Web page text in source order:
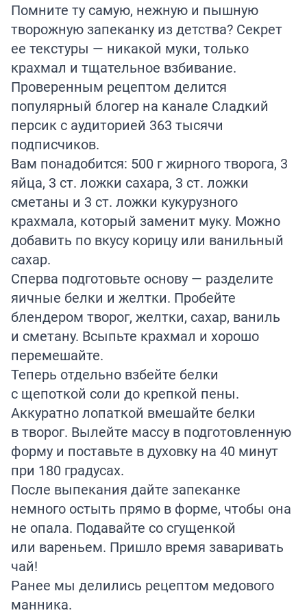
Помните ту самую, нежную и пышную
творожную запеканку из детства? Секрет
ее текстуры — никакой муки, только
крахмал и тщательное взбивание.
Проверенным рецептом делится
популярный блогер на канале Сладкий
персик с аудиторией 363 тысячи
подписчиков.
Вам понадобится: 500 г жирного творога, 3
яйца, 3 ст. ложки сахара, 3 ст. ложки
сметаны и 3 ст. ложки кукурузного
крахмала, который заменит муку. Можно
добавить по вкусу корицу или ванильный
сахар.
Сперва подготовьте основу — разделите
яичные белки и желтки. Пробейте
блендером творог, желтки, сахар, ваниль
и сметану. Всыпьте крахмал и хорошо
перемешайте.
Теперь отдельно взбейте белки
с щепоткой соли до крепкой пены.
Аккуратно лопаткой вмешайте белки
в творог. Вылейте массу в подготовленную
форму и поставьте в духовку на 40 минут
при 180 градусах.
После выпекания дайте запеканке
немного остыть прямо в форме, чтобы она
не опала. Подавайте со сгущенкой
или вареньем. Пришло время заваривать
чай!
Ранее мы делились рецептом медового
манника.